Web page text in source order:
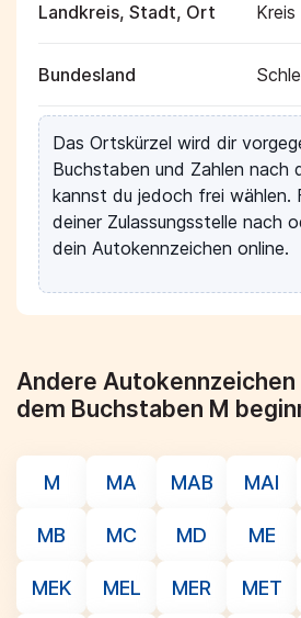
Landkreis, Stadt, Ort
Bundesland
Das Ortskürzel wird dir
Buchstaben und Zahlen nach
kannst du jedoch frei wählen.
deiner Zulassungsstelle nach
dein Autokennzeichen online.
Andere Autokennzeichen
dem Buchstaben M
M MA MAB MAI
MB MC MD ME
MEK MEL MER MET